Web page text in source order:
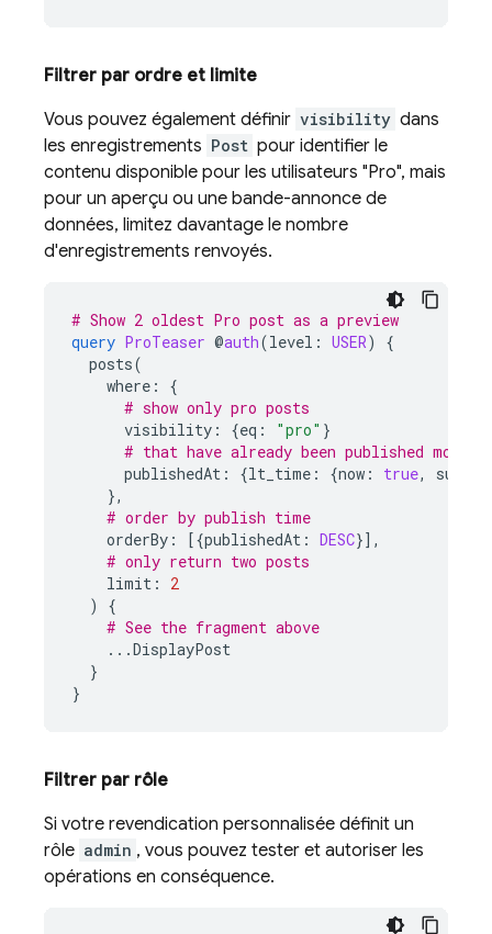
Filtrer par ordre et limite
Vous pouvez également définir visibility dans
les enregistrements Post pour identifier le
contenu disponible pour les utilisateurs "Pro", mais
pour un aperçu ou une bande-annonce de
données, limitez davantage le nombre
d'enregistrements renvoyés.
# Show 2 oldest Pro post as a preview
query ProTeaser @auth(level : USER)
{
posts(
where :
{
# show only pro posts
visibility : {eq : "pro" }
# that have already been published more
publishedAt : {lt_time : {now : true, sub
},
# order by publish time
orderBy : [{publishedAt : DESC}],
# only return two posts
limit :
2
)
{
# See the fragment above
...DisplayPost
}
}
Filtrer par rôle
Si votre revendication personnalisée définit un
rôle admin , vous pouvez tester et autoriser les
opérations en conséquence.